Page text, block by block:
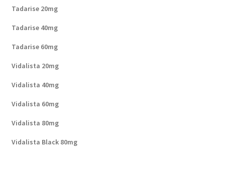
Tadarise 20mg
Tadarise 40mg
Tadarise 60mg
Vidalista 20mg
Vidalista 40mg
Vidalista 60mg
Vidalista 80mg
Vidalista Black 80mg